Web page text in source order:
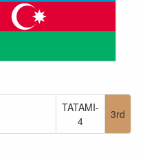
TATAMI-
4
3rd